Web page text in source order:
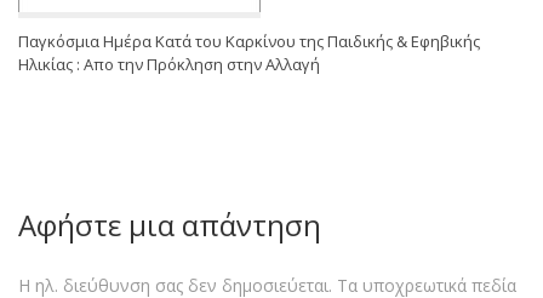
Παγκόσμια Ημέρα Κατά του Καρκίνου της Παιδικής & Εφηβικής
Ηλικίας : Απο την Πρόκληση στην Αλλαγή
Αφήστε μια απάντηση
Η ηλ. διεύθυνση σας δεν δημοσιεύεται. Τα υποχρεωτικά πεδία